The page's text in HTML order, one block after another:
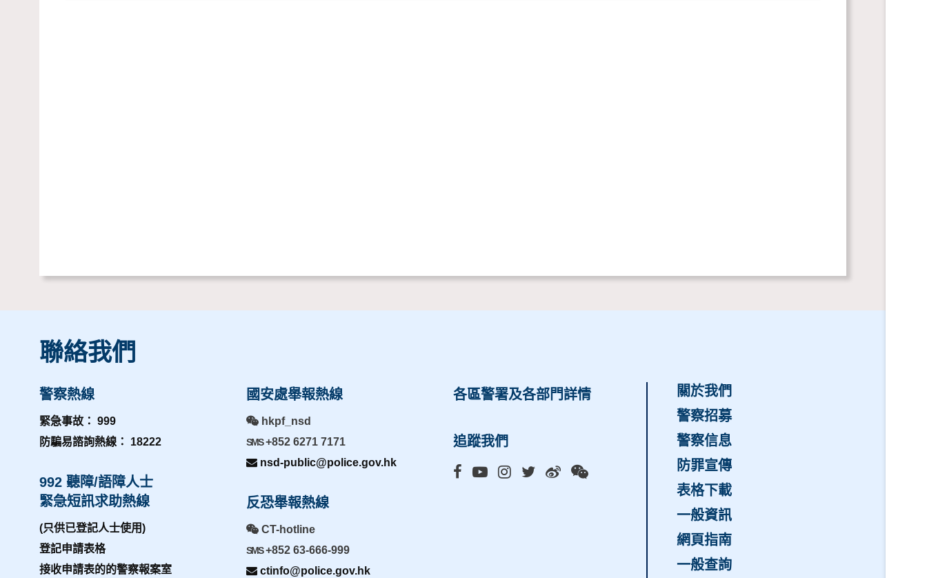
聯絡我們
警察熱線
緊急事故： 999
防騙易諮詢熱線： 18222
992 聽障/語障人士
緊急短訊求助熱線
(只供已登記人士使用)
登記申請表格
接收申請表的的警察報案室
國安處舉報熱線
hkpf_nsd
SMS+852 6271 7171
nsd-public@police.gov.hk
反恐舉報熱線
CT-hotline
SMS+852 63-666-999
ctinfo@police.gov.hk
各區警署及各部門詳情
追蹤我們
關於我們
警察招募
警察信息
防罪宣傳
表格下載
一般資訊
網頁指南
一般查詢